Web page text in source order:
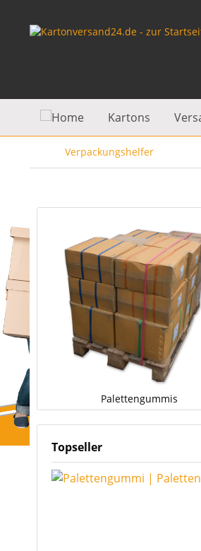
Kartons
Verpackungshelfer
Palettengummis
Topseller